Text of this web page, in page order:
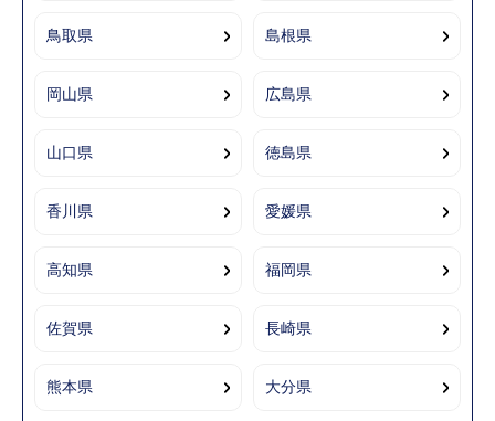
鳥取県 島根県
岡山県 広島県
山口県 徳島県
香川県 愛媛県
高知県 福岡県
佐賀県 長崎県
熊本県 大分県